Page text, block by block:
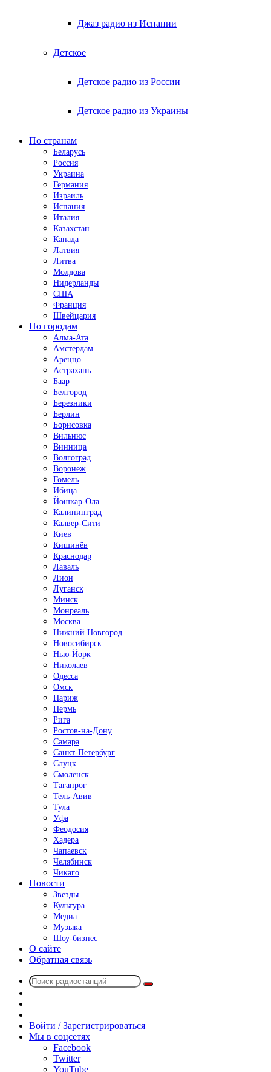
Джаз радио из Испании
Детское
Детское радио из России
Детское радио из Украины
По странам
Беларусь
Россия
Украина
Германия
Израиль
Испания
Италия
Казахстан
Канада
Латвия
Литва
Молдова
Нидерланды
США
Франция
Швейцария
По городам
Алма-Ата
Амстердам
Ареццо
Астрахань
Баар
Белгород
Березники
Берлин
Борисовка
Вильнюс
Винница
Волгоград
Воронеж
Гомель
Ибица
Йошкар-Ола
Калининград
Калвер-Сити
Киев
Кишинёв
Краснодар
Лаваль
Лион
Луганск
Минск
Монреаль
Москва
Нижний Новгород
Новосибирск
Нью-Йорк
Николаев
Одесса
Омск
Париж
Пермь
Рига
Ростов-на-Дону
Самара
Санкт-Петербург
Слуцк
Смоленск
Таганрог
Тель-Авив
Тула
Уфа
Феодосия
Хадера
Чапаевск
Челябинск
Чикаго
Новости
Звезды
Культура
Медиа
Музыка
Шоу-бизнес
О сайте
Обратная связь
Поиск
радио
Войти / Зарегистрироваться
Мы в соцсетях
Facebook
Twitter
YouTube